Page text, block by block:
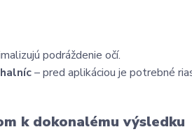
podráždenie očí.
– pred aplikáciou je potrebné
k dokonalému výsledku